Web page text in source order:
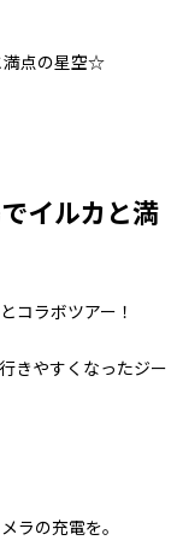
満点の星空☆
イルカと満
ラボツアー！
きやすくなったジー
ラの充電を。